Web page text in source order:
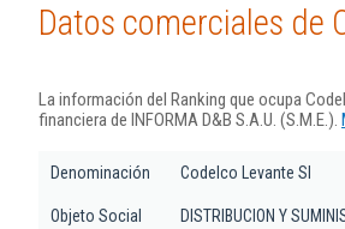
Datos comerciales de
La información del Ranking que ocupa
financiera de INFORMA D&B S.A.U. (S.M.E.).
Denominación Codelco Levante Sl
Objeto Social DISTRIBUCION Y